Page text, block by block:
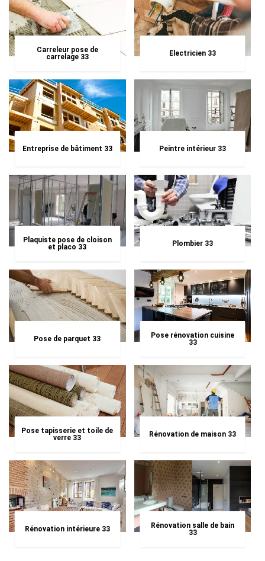
Carreleur pose de
carrelage 33
Electricien 33
Entreprise de bâtiment 33 Peintre intérieur 33
Plaquiste pose de cloison
et placo 33
Plombier 33
Pose de parquet 33
Pose rénovation cuisine
33
Pose tapisserie et toile de
verre 33
Rénovation de maison 33
Rénovation intérieure 33
Rénovation salle de bain
33